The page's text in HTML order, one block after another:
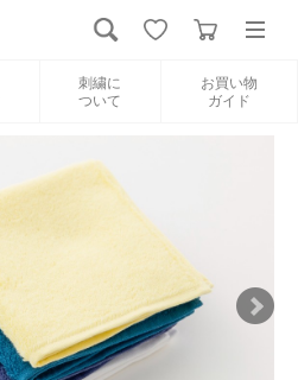
刺繍に
ついて
お買い物
ガイド
新規会員登録